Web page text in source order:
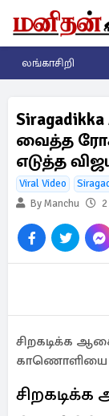
லங்காசிறி
வைத்த
எடுத்த
Viral Video
By Manchu
சிறகடிக்க
காணொளியை